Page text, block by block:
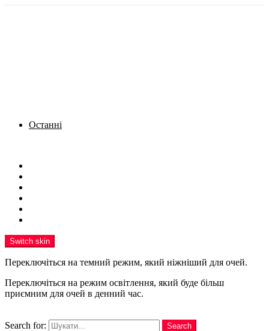
Останні
Switch skin
Переключіться на темний режим, який ніжніший для очей.
Переключіться на режим освітлення, який буде більш
приємним для очей в денний час.
Search for:
Search